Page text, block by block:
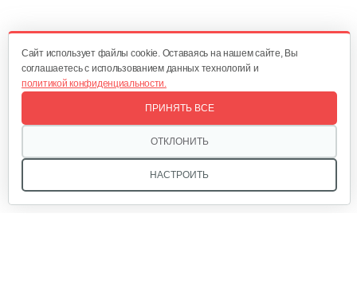
Cайт использует файлы cookie. Оставаясь на нашем сайте, Вы
соглашаетесь с использованием данных технологий и
политикой конфиденциальности.
НАСТРОИТЬ
ОТКЛОНИТЬ
ПРИНЯТЬ ВСЕ